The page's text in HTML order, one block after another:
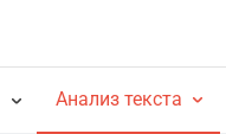
Анализ текста